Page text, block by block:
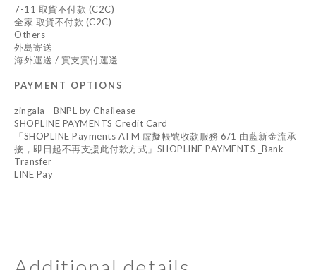
7-11 取貨不付款 (C2C)
全家 取貨不付款 (C2C)
Others
外島寄送
海外運送 / 實支實付運送
PAYMENT OPTIONS
zingala - BNPL by Chailease
SHOPLINE PAYMENTS Credit Card
「SHOPLINE Payments ATM 虛擬帳號收款服務 6/1 由藍新金流承
接，即日起不再支援此付款方式」SHOPLINE PAYMENTS _Bank
Transfer
LINE Pay